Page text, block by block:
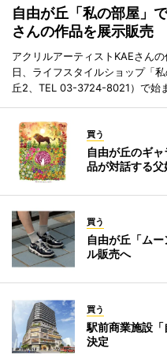
自由が丘「私の部屋」
さんの作品を展示販売
アクリルアーティストKAEさん
日、ライフスタイルショップ「
丘2、TEL 03-3724-8021）で始
買う
自由が丘のギ
品が対話する
買う
自由が丘「ム
ル販売へ
買う
駅前商業施設
決定